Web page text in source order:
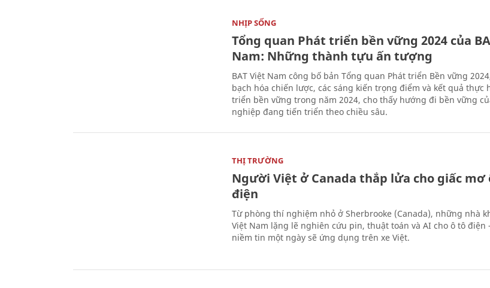
NHỊP SỐNG
Tổng quan Phát triển bền vững 2024 của
Nam: Những thành tựu ấn tượng
BAT Việt Nam công bố bản Tổng quan Phát triển Bền vững
bạch hóa chiến lược, các sáng kiến trọng điểm và kết quả thực
triển bền vững trong năm 2024, cho thấy hướng đi bền vững
nghiệp đang tiến triển theo chiều sâu.
THỊ TRƯỜNG
Người Việt ở Canada thắp lửa cho giấc mơ
điện
Từ phòng thí nghiệm nhỏ ở Sherbrooke (Canada), những nhà
Việt Nam lặng lẽ nghiên cứu pin, thuật toán và AI cho ô tô điện
niềm tin một ngày sẽ ứng dụng trên xe Việt.